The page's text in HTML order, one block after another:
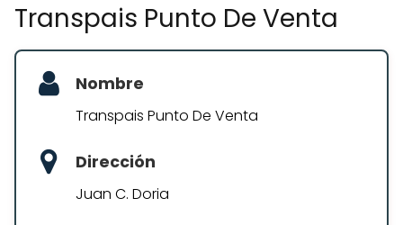
Transpais Punto De Venta
Nombre
Transpais Punto De Venta
Dirección
Juan C. Doria